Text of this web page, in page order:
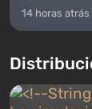
14 horas atrás